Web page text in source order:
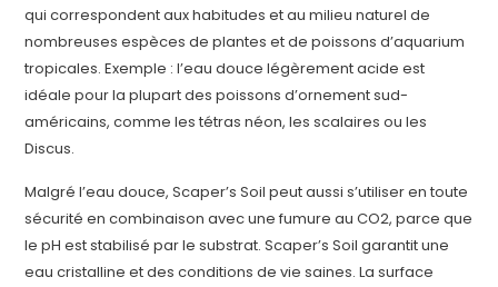
qui correspondent aux habitudes et au milieu naturel de
nombreuses espèces de plantes et de poissons d’aquarium
tropicales. Exemple : l’eau douce légèrement acide est
idéale pour la plupart des poissons d’ornement sud-
américains, comme les tétras néon, les scalaires ou les
Discus.
Malgré l’eau douce, Scaper’s Soil peut aussi s’utiliser en toute
sécurité en combinaison avec une fumure au CO2, parce que
le pH est stabilisé par le substrat. Scaper’s Soil garantit une
eau cristalline et des conditions de vie saines. La surface